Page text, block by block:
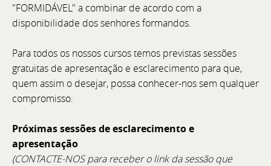
"FORMIDÁVEL" a combinar de acordo com a
disponibilidade dos senhores formandos.
Para todos os nossos cursos temos previstas sessões
gratuitas de apresentação e esclarecimento para que,
quem assim o desejar, possa conhecer-nos sem qualquer
compromisso.
Próximas sessões de esclarecimento e
apresentação
(CONTACTE-NOS para receber o link da sessão que